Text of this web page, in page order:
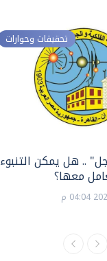
تحقيقات وحوارات
.. هل يمكن التنبوء
معها؟